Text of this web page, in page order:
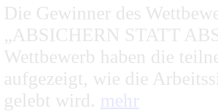
Die Gewinner des
„ABSICHERN STATT
Wettbewerb haben die
aufgezeigt, wie die
gelebt wird. mehr